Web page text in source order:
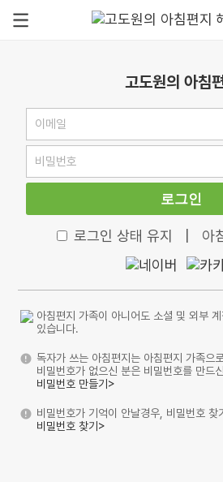
고도원의 아침
로그인
로그인 상태 유지 아
아침편지 가족이 아니어도 소셜 및 외부
있습니다.
독자가 쓰는 아침편지는 아침편지 가족으
비밀번호가 없으신 분은 비밀번호를 만드
비밀번호 만들기>
비밀번호가 기억이 안날경우, 비밀번호 찾
비밀번호 찾기>